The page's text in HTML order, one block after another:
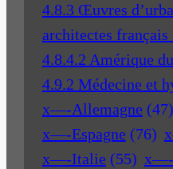
4.8.3 Œuvres
architectes français
4.8.4.2 Amérique
4.9.2 Médecine et
x—-Allemagne (47)
x—-Espagne (76)
x—-Italie (55) x—-